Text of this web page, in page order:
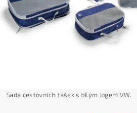
Sada cestovních tašek s bílým logem VW.